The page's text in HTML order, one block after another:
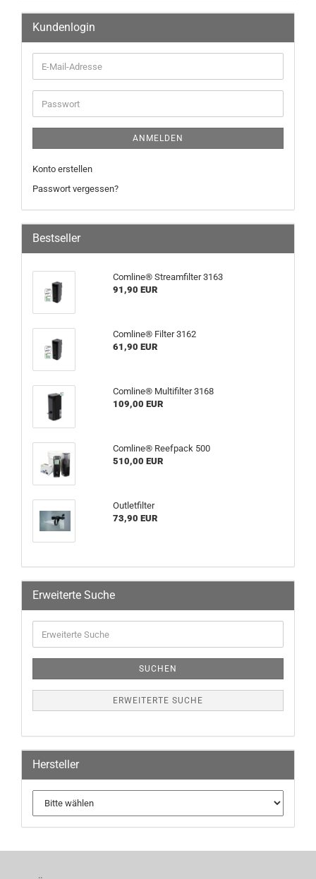
Kundenlogin
ANMELDEN
Konto erstellen
Passwort vergessen?
Bestseller
Comline® Streamfilter 3163
91,90 EUR
Comline® Filter 3162
61,90 EUR
Comline® Multifilter 3168
109,00 EUR
Comline® Reefpack 500
510,00 EUR
Outletfilter
73,90 EUR
Erweiterte Suche
SUCHEN
ERWEITERTE SUCHE
Hersteller